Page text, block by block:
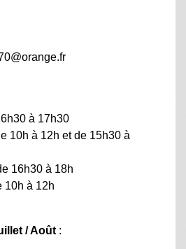
à 17h30
10h à 12h et de 15h30 à
16h30 à 18h
10h à 12h
/ Août :